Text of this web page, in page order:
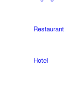
Restaurant
Hotel